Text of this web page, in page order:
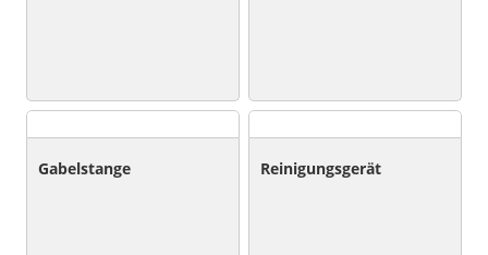
Gabelstange Reinigungsgerät